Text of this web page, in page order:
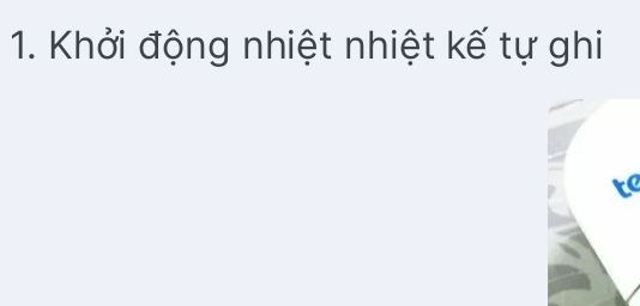
1. Khởi động nhiệt nhiệt kế tự ghi